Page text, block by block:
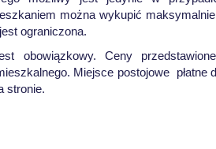
można wykupić
ograniczona.
obowiązkowy. Ceny
Miejsce postojowe płatne
stronie.